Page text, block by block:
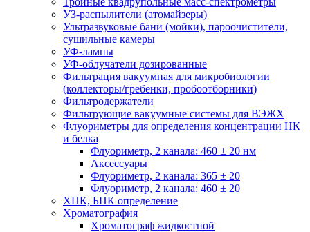
УЗ-распылители (атомайзеры)
Ультразвуковые бани (мойки), пароочистители,
сушильные камеры
УФ-лампы
УФ-облучатели дозированные
Фильтрация вакуумная для микробиологии
(коллекторы/гребенки, пробоотборники)
Фильтродержатели
Фильтрующие вакуумные системы для ВЭЖХ
Флуориметры для определения концентрации НК
и белка
Флуориметр, 2 канала: 460 ± 20 нм
Аксессуары
Флуориметр, 2 канала: 365 ± 20
Флуориметр, 2 канала: 460 ± 20
ХПК, БПК определение
Хроматография
Хроматограф жидкостной